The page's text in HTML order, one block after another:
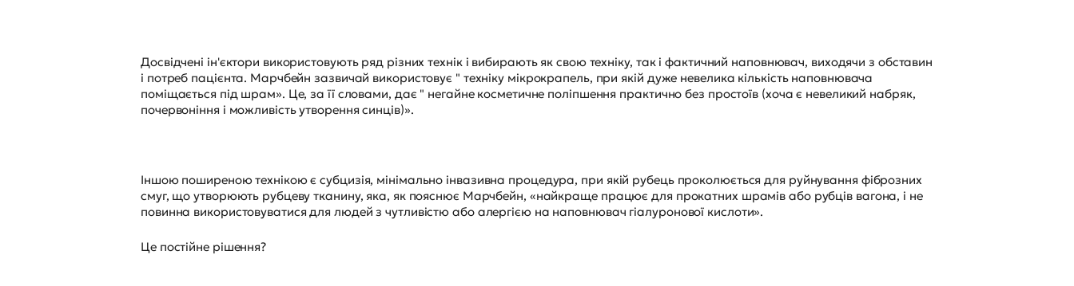
Досвідчені ін'єктори використовують ряд різних технік і вибирають як свою техніку, так і фактичний наповнювач, виходячи з обставин
і потреб пацієнта. Марчбейн зазвичай використовує " техніку мікрокрапель, при якій дуже невелика кількість наповнювача
поміщається під шрам». Це, за її словами, дає " негайне косметичне поліпшення практично без простоїв (хоча є невеликий набряк,
почервоніння і можливість утворення синців)».
Іншою поширеною технікою є субцизія, мінімально інвазивна процедура, при якій рубець проколюється для руйнування фіброзних
смуг, що утворюють рубцеву тканину, яка, як пояснює Марчбейн, «найкраще працює для прокатних шрамів або рубців вагона, і не
повинна використовуватися для людей з чутливістю або алергією на наповнювач гіалуронової кислоти».
Це постійне рішення?